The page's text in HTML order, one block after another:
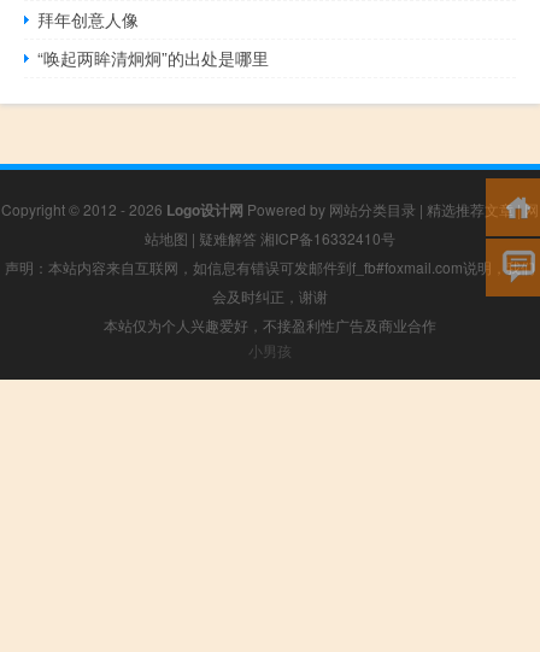
拜年创意人像
“唤起两眸清炯炯”的出处是哪里
Copyright © 2012 - 2026 Logo设计网 Powered by 网站分类目录 | 精选推荐文章|网
站地图 | 疑难解答 湘ICP备16332410号
声明：本站内容来自互联网，如信息有错误可发邮件到f_fb#foxmail.com说明，我们
会及时纠正，谢谢
本站仅为个人兴趣爱好，不接盈利性广告及商业合作
小男孩